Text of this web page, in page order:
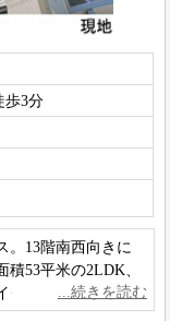
歩3分
。13階南西向きに
53平米の2LDK、
クな内廊下設計と